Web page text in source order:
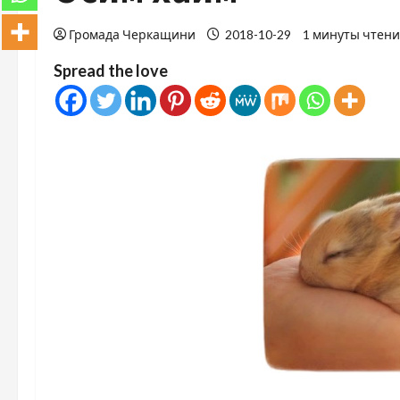
Громада Черкащини 2018-10-29 1 минуты
Spread the love